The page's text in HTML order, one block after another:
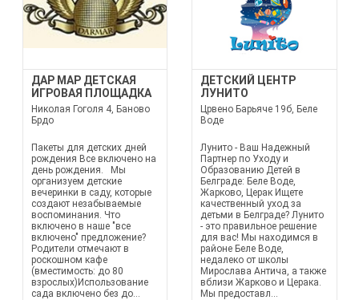
ДАР МАР ДЕТСКАЯ
ИГРОВАЯ ПЛОЩАДКА
Николая Гоголя 4, Баново
Брдо
Пакеты для детских дней
рождения Все включено на
день рождения. Мы
организуем детские
вечеринки в саду, которые
создают незабываемые
воспоминания. Что
включено в наше "все
включено" предложение?
Родители отмечают в
роскошном кафе
(вместимость: до 80
взрослых)Использование
сада включено без до...
ДЕТСКИЙ ЦЕНТР
ЛУНИТО
Црвено Барьяче 19б, Беле
Воде
Лунито - Ваш Надежный
Партнер по Уходу и
Образованию Детей в
Белграде: Беле Воде,
Жарково, Церак Ищете
качественный уход за
детьми в Белграде? Лунито
- это правильное решение
для вас! Мы находимся в
районе Беле Воде,
недалеко от школы
Мирослава Антича, а также
вблизи Жарково и Церака.
Мы предоставл...